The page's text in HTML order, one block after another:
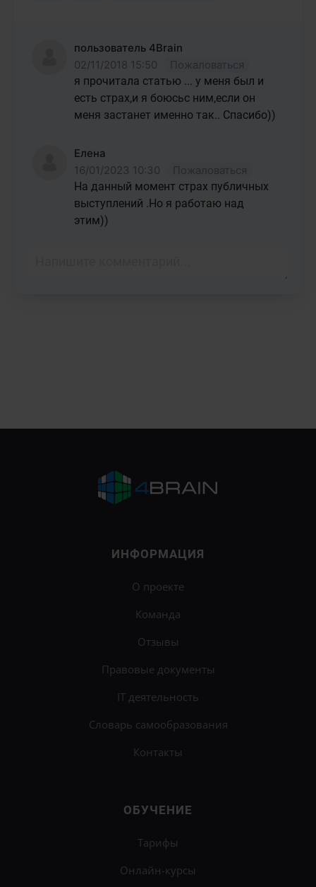
пользователь 4Brain
02/11/2018 15:50
Пожаловаться
я прочитала статью ... у меня был и
есть страх,и я боюсьс ним,если он
меня застанет именно так.. Спасибо))
Елена
16/01/2023 10:30
Пожаловаться
На данный момент страх публичных
выступлений .Но я работаю над
этим))
Научитесь справляться со стрессом и
«Психическая саморегуляция»
ИНФОРМАЦИЯ
О проекте
Команда
Отзывы
Правовые документы
IT деятельность
Словарь самообразования
Контакты
ОБУЧЕНИЕ
Тарифы
Онлайн-курсы